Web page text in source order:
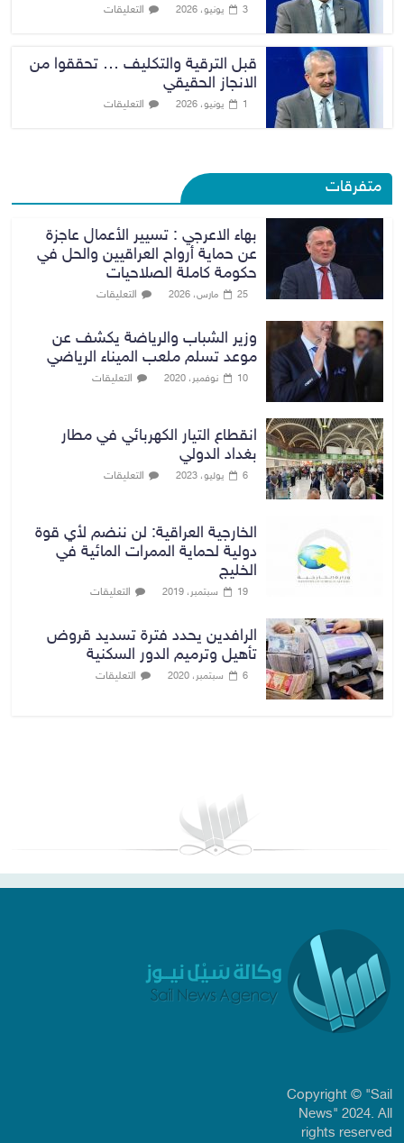
3 يونيو، 2026 التعليقات
قبل الترقية والتكليف … تحققوا من
الانجاز الحقيقي
1 يونيو، 2026 التعليقات
متفرقات
بهاء الاعرجي : تسيير الأعمال عاجزة
عن حماية أرواح العراقيين والحل في
حكومة كاملة الصلاحيات
25 مارس، 2026 التعليقات
وزير الشباب والرياضة يكشف عن
موعد تسلم ملعب الميناء الرياضي
10 نوفمبر، 2020 التعليقات
انقطاع التيار الكهربائي في مطار
بغداد الدولي
6 يوليو، 2023 التعليقات
الخارجية العراقية: لن ننضم لأي قوة
دولية لحماية الممرات المائية في
الخليج
19 سبتمبر، 2019 التعليقات
الرافدين يحدد فترة تسديد قروض
تأهيل وترميم الدور السكنية
6 سبتمبر، 2020 التعليقات
Copyright © "Sail
News" 2024. All
rights reserved